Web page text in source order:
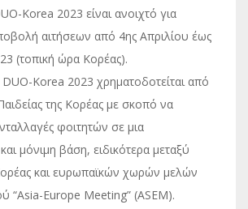
Korea 2023 είναι ανοιχτό για
αιτήσεων από 4ης Απριλίου έως
(τοπική ώρα Κορέας).
Korea 2023 χρηματοδοτείται από
της Κορέας με σκοπό να
φοιτητών σε μια
μόνιμη βάση, ειδικότερα μεταξύ
και ευρωπαϊκών χωρών μελών
“Asia-Europe Meeting” (ASEM).